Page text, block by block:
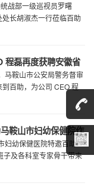
战部一级巡视员罗曙
长胡淑杰一行莅临百助
部副部长王林陪 ...
程磊再度获聘安徽省
督员
马鞍山市公安局警务督审
百助，为公司 CEO 程
风 ...
鞍山市妇幼保健院作
疗”发展新蓝图
妇幼保健医院特邀百助
子及各科室专家骨干带来
义未来——为 ...